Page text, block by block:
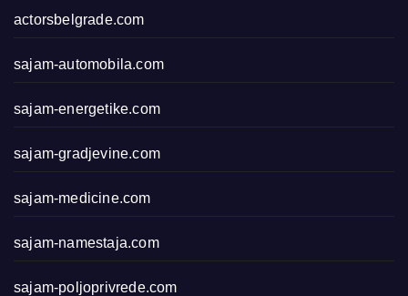
actorsbelgrade.com
sajam-automobila.com
sajam-energetike.com
sajam-gradjevine.com
sajam-medicine.com
sajam-namestaja.com
sajam-poljoprivrede.com